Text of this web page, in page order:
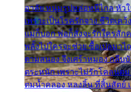
อาลัย หนุ่มรูปหล่อหนีไกล หัวใ
เพราะเป็นโรครักจาง ชีวิตเค
แม่ก็บอก พ่อก็สั่งจะรักใครสัก
พลั้งไปใครจะช่วย ซื้อเปลมาไ
ตามสนอง จึงเศร้าหมอง กลีบ
ตระหนัก เพราะไม่รักโคลนต
ตมน้ำคลอง หลงลิ้น ที่สิ้นสัตย์